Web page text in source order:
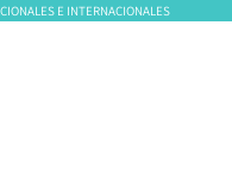
E INTERNACIONALES